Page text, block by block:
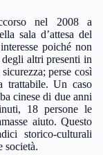
nel 2008 a
sala d’attesa del
poiché non
altri presenti in
perse così
trattabile. Un caso
cinese di due anni
18 persone le
aiuto. Questo
storico-culturali
società.